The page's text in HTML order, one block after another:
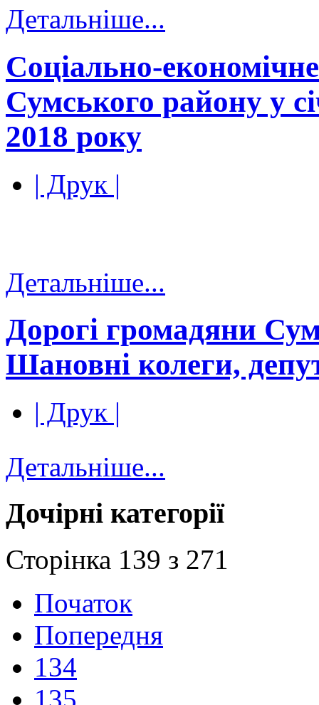
Детальніше...
Соціально-
Сумського району у
2018 року
| Друк |
Детальніше...
Дорогі громадяни
Шановні колеги,
| Друк |
Детальніше...
Дочірні категорії
Сторінка 139 з 271
Початок
Попередня
134
135